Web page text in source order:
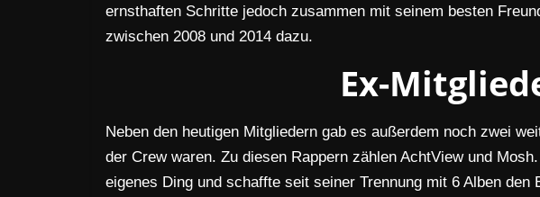
ernsthaften Schritte jedoch zusammen mit seinem besten
zwischen 2008 und 2014 dazu.
Ex-
Neben den heutigen Mitgliedern gab es außerdem noch zwei
der Crew waren. Zu diesen Rappern zählen AchtView und
eigenes Ding und schaffte seit seiner Trennung mit 6 Alben den